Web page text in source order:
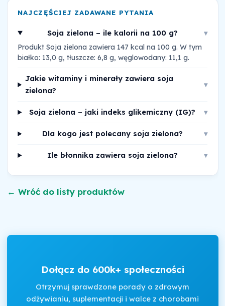
NAJCZĘŚCIEJ ZADAWANE PYTANIA
Soja zielona – ile kalorii na 100 g? ▾
Produkt Soja zielona zawiera 147 kcal na 100 g. W tym
białko: 13,0 g, tłuszcze: 6,8 g, węglowodany: 11,1 g.
Jakie witaminy i minerały zawiera soja
zielona?
▾
Soja zielona – jaki indeks glikemiczny (IG)? ▾
Dla kogo jest polecany soja zielona? ▾
Ile błonnika zawiera soja zielona? ▾
← Wróć do listy produktów
Dołącz do 600k+ społeczności
Otrzymuj sprawdzone porady o zdrowym
odżywianiu, suplementacji i walce z chorobami